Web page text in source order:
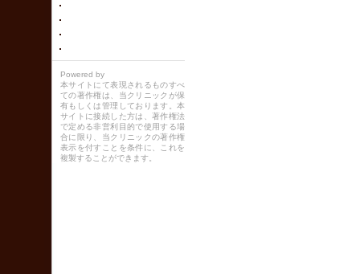
Powered by
本サイトにて表現されるものすべ
ての著作権は、当クリニックが保
有もしくは管理しております。本
サイトに接続した方は、著作権法
で定める非営利目的で使用する場
合に限り、当クリニックの著作権
表示を付すことを条件に、これを
複製することができます。